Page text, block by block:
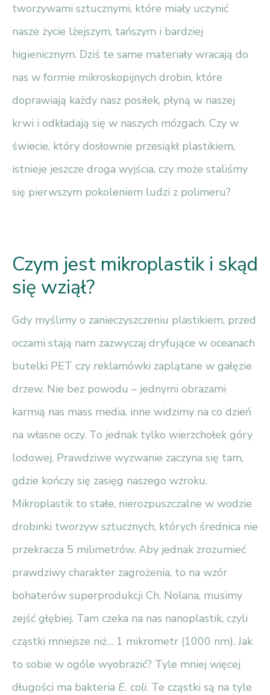
tworzywami sztucznymi, które miały uczynić
nasze życie lżejszym, tańszym i bardziej
higienicznym. Dziś te same materiały wracają do
nas w formie mikroskopijnych drobin, które
doprawiają każdy nasz posiłek, płyną w naszej
krwi i odkładają się w naszych mózgach. Czy w
świecie, który dosłownie przesiąkł plastikiem,
istnieje jeszcze droga wyjścia, czy może staliśmy
się pierwszym pokoleniem ludzi z polimeru?
Czym jest mikroplastik i skąd
się wziął?
Gdy myślimy o zanieczyszczeniu plastikiem, przed
oczami stają nam zazwyczaj dryfujące w oceanach
butelki PET czy reklamówki zaplątane w gałęzie
drzew. Nie bez powodu – jednymi obrazami
karmią nas mass media, inne widzimy na co dzień
na własne oczy. To jednak tylko wierzchołek góry
lodowej. Prawdziwe wyzwanie zaczyna się tam,
gdzie kończy się zasięg naszego wzroku.
Mikroplastik to stałe, nierozpuszczalne w wodzie
drobinki tworzyw sztucznych, których średnica nie
przekracza 5 milimetrów. Aby jednak zrozumieć
prawdziwy charakter zagrożenia, to na wzór
bohaterów superprodukcji Ch. Nolana, musimy
zejść głębiej. Tam czeka na nas nanoplastik, czyli
cząstki mniejsze niż… 1 mikrometr (1000 nm). Jak
to sobie w ogóle wyobrazić? Tyle mniej więcej
długości ma bakteria E. coli. Te cząstki są na tyle